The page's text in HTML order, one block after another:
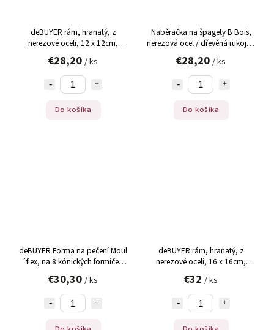
deBUYER rám, hranatý, z
nerezové oceli, 12 x 12cm,
4,5cm vysoký, ks
€28,20 / ks
Do košíka
Naběračka na špagety B Bois,
nerezová ocel / dřevěná rukojeť,
de Buyer (2701.09), 1 ks
€28,20 / ks
Do košíka
deBUYER Forma na pečení Moul
´flex, na 8 kónických formiček,
průměr 55 mm, 60 mm vys.,
17,5x30 cm, ks
€30,30 / ks
deBUYER rám, hranatý, z
nerezové oceli, 16 x 16cm,
4,5cm vysoký, ks
€32 / ks